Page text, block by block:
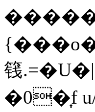
篯
�0�͎f